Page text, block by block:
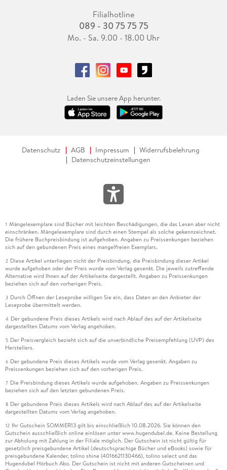
Filialhotline
089 - 30 75 75 75
Mo. - Sa. 9.00 - 18.00 Uhr
Laden Sie unsere App herunter.
Datenschutz AGB Impressum
Widerrufsbelehrung
Datenschutzeinstellungen
1 Mängelexemplare sind Bücher mit leichten Beschädigungen, die das Lesen aber nicht
einschränken. Mängelexemplare sind durch einen Stempel als solche gekennzeichnet.
Die frühere Buchpreisbindung ist aufgehoben. Angaben zu Preissenkungen beziehen
sich auf den gebundenen Preis eines mangelfreien Exemplars.
2 Diese Artikel unterliegen nicht der Preisbindung, die Preisbindung dieser Artikel
wurde aufgehoben oder der Preis wurde vom Verlag gesenkt. Die jeweils zutreffende
Alternative wird Ihnen auf der Artikelseite dargestellt. Angaben zu Preissenkungen
beziehen sich auf den vorherigen Preis.
3 Durch Öffnen der Leseprobe willigen Sie ein, dass Daten an den Anbieter der
Leseprobe übermittelt werden.
4 Der gebundene Preis dieses Artikels wird nach Ablauf des auf der Artikelseite
dargestellten Datums vom Verlag angehoben.
5 Der Preisvergleich bezieht sich auf die unverbindliche Preisempfehlung (UVP) des
Herstellers.
6 Der gebundene Preis dieses Artikels wurde vom Verlag gesenkt. Angaben zu
Preissenkungen beziehen sich auf den vorherigen Preis.
7 Die Preisbindung dieses Artikels wurde aufgehoben. Angaben zu Preissenkungen
beziehen sich auf den letzten gebundenen Preis.
8 Der gebundene Preis dieses Artikels wird nach Ablauf des auf der Artikelseite
dargestellten Datums vom Verlag angehoben.
12 Ihr Gutschein SOMMER13 gilt bis einschließlich 10.08.2026. Sie können den
Gutschein ausschließlich online einlösen unter www.hugendubel.de. Keine Bestellung
zur Abholung mit Zahlung in der Filiale möglich. Der Gutschein ist nicht gültig für
gesetzlich preisgebundene Artikel (deutschsprachige Bücher und eBooks) sowie für
preisgebundene Kalender, tolino shine (4016621130466), tolino select und das
Hugendubel Hörbuch Abo. Der Gutschein ist nicht mit anderen Gutscheinen und